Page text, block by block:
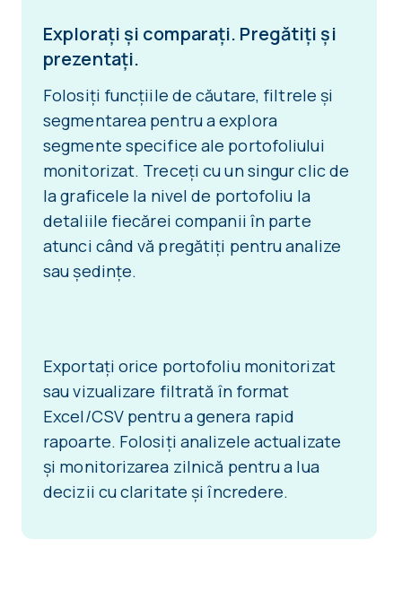
Explorați și comparați. Pregătiți și
prezentați.
Folosiți funcțiile de căutare, filtrele și
segmentarea pentru a explora
segmente specifice ale portofoliului
monitorizat. Treceți cu un singur clic de
la graficele la nivel de portofoliu la
detaliile fiecărei companii în parte
atunci când vă pregătiți pentru analize
sau ședințe.
Exportați orice portofoliu monitorizat
sau vizualizare filtrată în format
Excel/CSV pentru a genera rapid
rapoarte. Folosiți analizele actualizate
și monitorizarea zilnică pentru a lua
decizii cu claritate și încredere.